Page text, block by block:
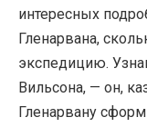
интересных
Гленарвана,
экспедицию.
Вильсона, — он,
Гленарвану